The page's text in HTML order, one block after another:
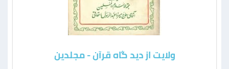
ولایت از دید گاه قرآن - مجلدين